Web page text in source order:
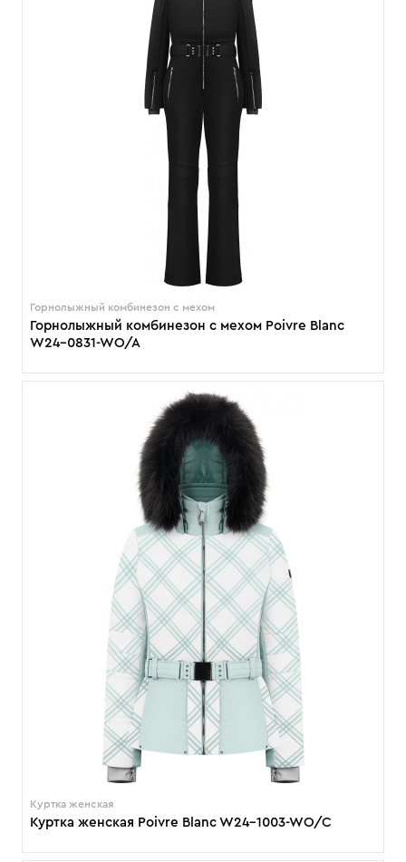
Горнолыжный комбинезон с мехом
Горнолыжный комбинезон с мехом Poivre Blanc
W24-0831-WO/A
Куртка женская
Куртка женская Poivre Blanc W24-1003-WO/C